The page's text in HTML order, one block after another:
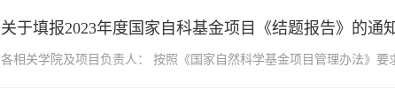
关于填报2023年度国家自科基金项目《结题报告》的通
各相关学院及项目负责人： 按照《国家自然科学基金项目管理办法》